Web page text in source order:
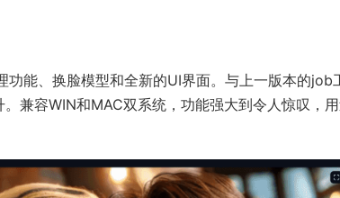
功能、换脸模型和全新的UI界面。与上一版本的job
兼容WIN和MAC双系统，功能强大到令人惊叹，